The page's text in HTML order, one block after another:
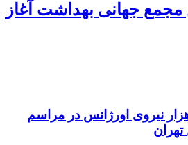
مجمع جهانی بهداشت آغاز
نیروی اورژانس در مراسم
تهران